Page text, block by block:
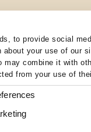
to provide social
your use of our
may combine it with
from your use of